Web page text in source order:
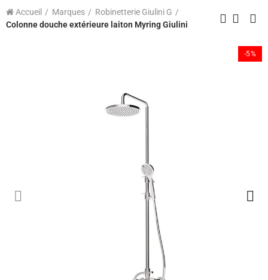
Accueil Marques
Robinetterie Giulini G
Colonne douche extérieure laiton Myring Giulini
-5%